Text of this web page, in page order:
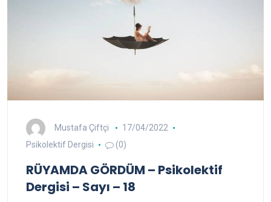
Mustafa Çiftçi
17/04/2022
Psikolektif Dergisi
(0)
RÜYAMDA GÖRDÜM – Psikolektif
Dergisi – Sayı – 18